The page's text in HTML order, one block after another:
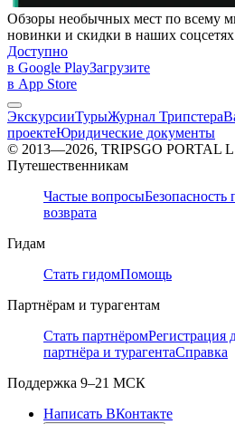
Обзоры необычных мест по всему
новинки и скидки в наших соцсетях
Доступно
в Google PlayЗагрузите
в App Store
ЭкскурсииТурыЖурнал Трипстера
проектеЮридические документы
© 2013—2026, TRIPSGO PORTAL
Путешественникам
Частые вопросыБезопасность
возврата
Гидам
Стать гидомПомощь
Партнёрам и турагентам
Стать партнёромРегистрация
партнёра и турагентаСправка
Поддержка 9–21 МСК
Написать ВКонтакте